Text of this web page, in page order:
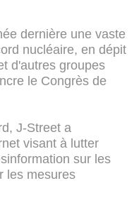
dernière une vaste
nucléaire, en dépit
d'autres groupes
le Congrès de
J-Street a
visant à lutter
sur les
les mesures